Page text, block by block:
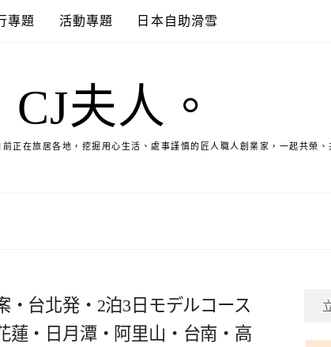
專題 活動專題 日本自助滑雪
CJ夫人。
正在旅居各地，挖掘用心生活、處事謹慎的匠人職人創業家，一起共榮、
・台北発・2泊3日モデルコース
蓮・日月潭・阿里山・台南・高